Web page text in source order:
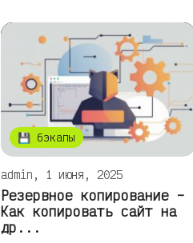
💾 бэкапы
admin, 1 июня, 2025
Резервное копирование –
Как копировать сайт на
др...